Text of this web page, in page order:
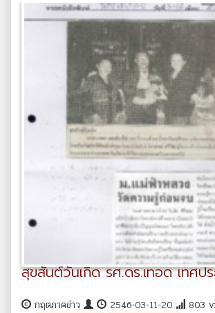
สุขสันต์วันเกิด รศ.ดร.เทอด เทศป
กฤตภาคข่าว 2546-03-11-20
803